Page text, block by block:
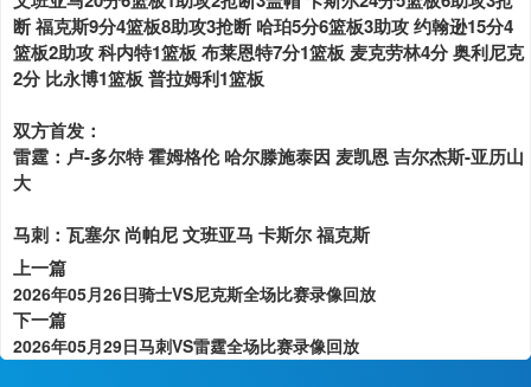
断 福克斯9分4篮板8助攻3抢断 哈珀5分6篮板3助攻 约翰逊15分4
篮板2助攻 科内特1篮板 布莱恩特7分1篮板 麦克劳林4分 奥利尼克
2分 比永博1篮板 普拉姆利1篮板
双方首发：
雷霆：卢-多尔特 霍姆格伦 哈尔滕施泰因 麦凯恩 吉尔杰斯-亚历山
大
马刺：瓦塞尔 尚帕尼 文班亚马 卡斯尔 福克斯
上一篇
2026年05月26日骑士VS尼克斯全场比赛录像回放
下一篇
2026年05月29日马刺VS雷霆全场比赛录像回放